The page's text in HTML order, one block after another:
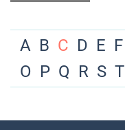
A B C D E F
O P Q R S T